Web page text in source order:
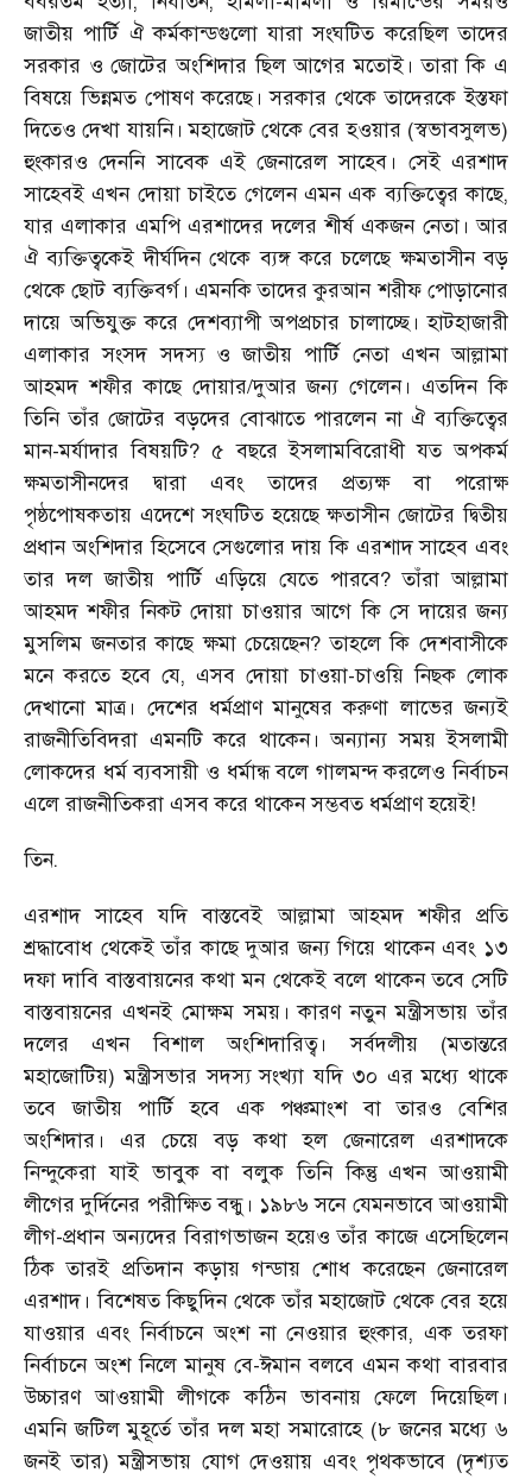
জাতীয় পার্টি ঐ কর্মকান্ডগুলো যারা সংঘটিত করেছিল তাদের
সরকার ও জোটের অংশিদার ছিল আগের মতোই। তারা কি এ
বিষয়ে ভিন্নমত পোষণ করেছে। সরকার থেকে তাদেরকে ইস্তফা
দিতেও দেখা যায়নি। মহাজোট থেকে বের হওয়ার (স্বভাবসুলভ)
হুংকারও দেননি সাবেক এই জেনারেল সাহেব। সেই এরশাদ
সাহেবই এখন দোয়া চাইতে গেলেন এমন এক ব্যক্তিত্বের কাছে,
যার এলাকার এমপি এরশাদের দলের শীর্ষ একজন নেতা। আর
ঐ ব্যক্তিত্বকেই দীর্ঘদিন থেকে ব্যঙ্গ করে চলেছে ক্ষমতাসীন বড়
থেকে ছোট ব্যক্তিবর্গ। এমনকি তাদের কুরআন শরীফ পোড়ানোর
দায়ে অভিযুক্ত করে দেশব্যাপী অপপ্রচার চালাচ্ছে। হাটহাজারী
এলাকার সংসদ সদস্য ও জাতীয় পার্টি নেতা এখন আল্লামা
আহমদ শফীর কাছে দোয়ার/দুআর জন্য গেলেন। এতদিন কি
তিনি তাঁর জোটের বড়দের বোঝাতে পারলেন না ঐ ব্যক্তিত্বের
মান-মর্যাদার বিষয়টি? ৫ বছরে ইসলামবিরোধী যত অপকর্ম
ক্ষমতাসীনদের দ্বারা এবং তাদের প্রত্যক্ষ বা পরোক্ষ
পৃষ্ঠপোষকতায় এদেশে সংঘটিত হয়েছে ক্ষতাসীন জোটের দ্বিতীয়
প্রধান অংশিদার হিসেবে সেগুলোর দায় কি এরশাদ সাহেব এবং
তার দল জাতীয় পার্টি এড়িয়ে যেতে পারবে? তাঁরা আল্লামা
আহমদ শফীর নিকট দোয়া চাওয়ার আগে কি সে দায়ের জন্য
মুসলিম জনতার কাছে ক্ষমা চেয়েছেন? তাহলে কি দেশবাসীকে
মনে করতে হবে যে, এসব দোয়া চাওয়া-চাওয়ি নিছক লোক
দেখানো মাত্র। দেশের ধর্মপ্রাণ মানুষের করুণা লাভের জন্যই
রাজনীতিবিদরা এমনটি করে থাকেন। অন্যান্য সময় ইসলামী
লোকদের ধর্ম ব্যবসায়ী ও ধর্মান্ধ বলে গালমন্দ করলেও নির্বাচন
এলে রাজনীতিকরা এসব করে থাকেন সম্ভবত ধর্মপ্রাণ হয়েই!
তিন.
এরশাদ সাহেব যদি বাস্তবেই আল্লামা আহমদ শফীর প্রতি
শ্রদ্ধাবোধ থেকেই তাঁর কাছে দুআর জন্য গিয়ে থাকেন এবং ১৩
দফা দাবি বাস্তবায়নের কথা মন থেকেই বলে থাকেন তবে সেটি
বাস্তবায়নের এখনই মোক্ষম সময়। কারণ নতুন মন্ত্রীসভায় তাঁর
দলের এখন বিশাল অংশিদারিত্ব। সর্বদলীয় (মতান্তরে
মহাজোটিয়) মন্ত্রীসভার সদস্য সংখ্যা যদি ৩০ এর মধ্যে থাকে
তবে জাতীয় পার্টি হবে এক পঞ্চমাংশ বা তারও বেশির
অংশিদার। এর চেয়ে বড় কথা হল জেনারেল এরশাদকে
নিন্দুকেরা যাই ভাবুক বা বলুক তিনি কিন্তু এখন আওয়ামী
লীগের দুর্দিনের পরীক্ষিত বন্ধু। ১৯৮৬ সনে যেমনভাবে আওয়ামী
লীগ-প্রধান অন্যদের বিরাগভাজন হয়েও তাঁর কাজে এসেছিলেন
ঠিক তারই প্রতিদান কড়ায় গন্ডায় শোধ করেছেন জেনারেল
এরশাদ। বিশেষত কিছুদিন থেকে তাঁর মহাজোট থেকে বের হয়ে
যাওয়ার এবং নির্বাচনে অংশ না নেওয়ার হুংকার, এক তরফা
নির্বাচনে অংশ নিলে মানুষ বে-ঈমান বলবে এমন কথা বারবার
উচ্চারণ আওয়ামী লীগকে কঠিন ভাবনায় ফেলে দিয়েছিল।
এমনি জটিল মুহূর্তে তাঁর দল মহা সমারোহে (৮ জনের মধ্যে ৬
জনই তার) মন্ত্রীসভায় যোগ দেওয়ায় এবং পৃথকভাবে (দৃশ্যত